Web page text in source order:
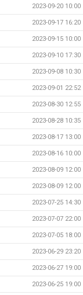
2023-09-20 10:00
2023-09-17 16:20
2023-09-15 10:00
2023-09-10 17:30
2023-09-08 10:30
2023-09-01 22:52
2023-08-30 12:55
2023-08-28 10:35
2023-08-17 13:00
2023-08-16 10:00
2023-08-09 12:00
2023-08-09 12:00
2023-07-25 14:30
2023-07-07 22:00
2023-07-05 18:00
2023-06-29 23:20
2023-06-27 19:00
2023-06-25 19:00